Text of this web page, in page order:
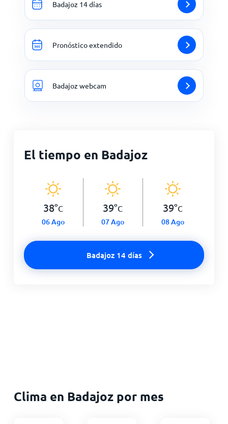
Badajoz 14 días
Pronóstico extendido
Badajoz webcam
El tiempo en Badajoz
38°C
06 Ago
39°C
07 Ago
39°C
08 Ago
Badajoz 14 días
Clima en Badajoz por mes